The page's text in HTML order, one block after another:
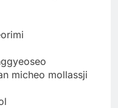
micheo mollassji